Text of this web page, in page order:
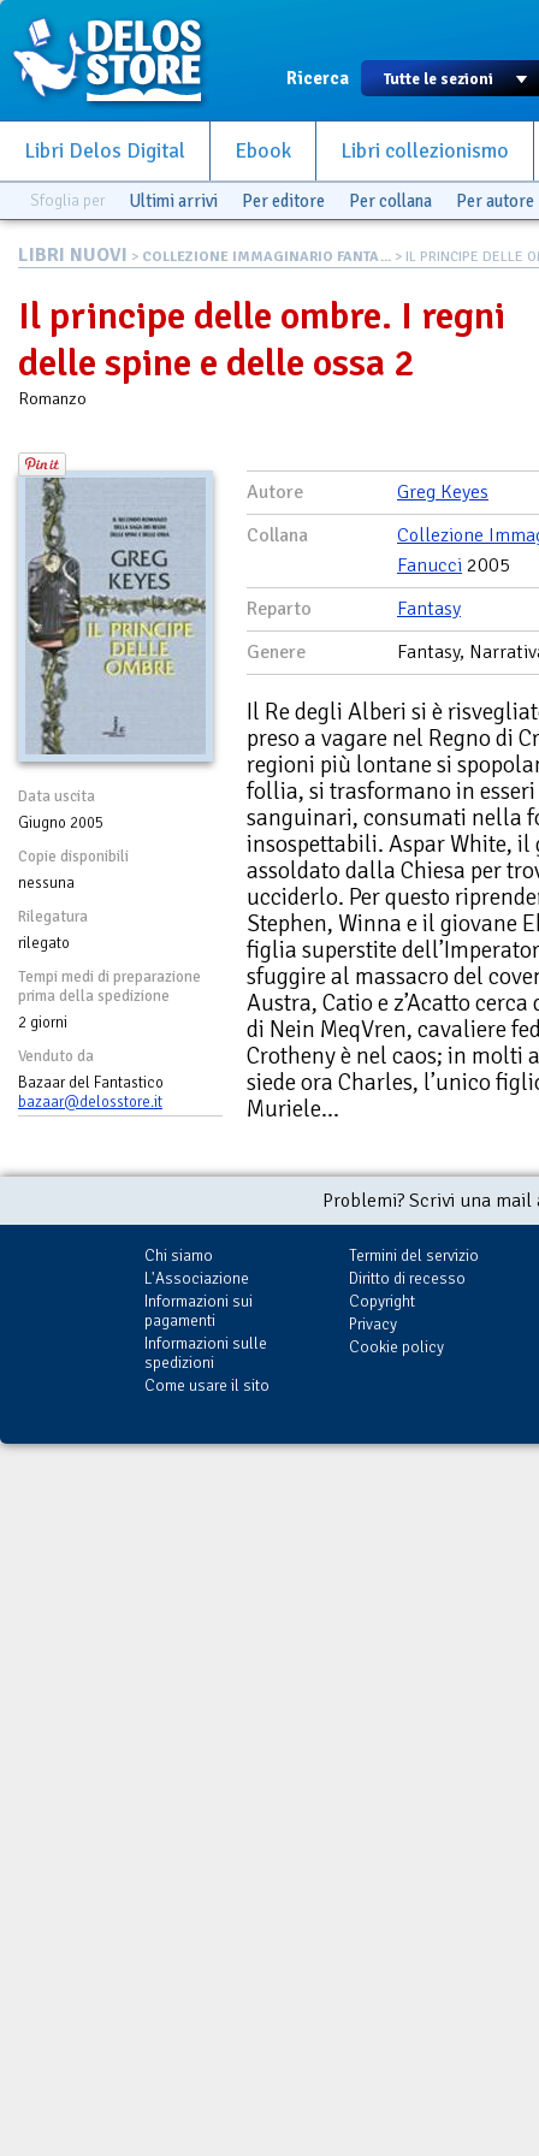
Ricerca
Libri Delos Digital Ebook Libri collezionismo
Sfoglia per Ultimi arrivi Per editore Per collana Per autore
LIBRI NUOVI > COLLEZIONE IMMAGINARIO FANTA... > IL PRINCIPE DELLE
Il principe delle ombre. I regni
delle spine e delle ossa 2
Romanzo
Data uscita
Giugno 2005
Copie disponibili
nessuna
Rilegatura
rilegato
Tempi medi di preparazione
prima della spedizione
2 giorni
Venduto da
Bazaar del Fantastico
bazaar@delosstore.it
Autore
Greg Keyes
Collana
Collezione
Fanucci 2005
Reparto
Fantasy
Genere
Fantasy,
Il Re degli Alberi si è
preso a vagare nel Regno di
regioni più lontane si
follia, si trasformano in
sanguinari, consumati nella
insospettabili. Aspar White, il
assoldato dalla Chiesa per
ucciderlo. Per questo
Stephen, Winna e il giovane
figlia superstite
sfuggire al massacro del
Austra, Catio e z’Acatto
di Nein MeqVren, cavaliere
Crotheny è nel caos; in molti
siede ora Charles, l’unico
Muriele...
Problemi? Scrivi una
Chi siamo
L'Associazione
Informazioni sui
pagamenti
Informazioni sulle
spedizioni
Come usare il sito
Termini del servizio
Diritto di recesso
Copyright
Privacy
Cookie policy